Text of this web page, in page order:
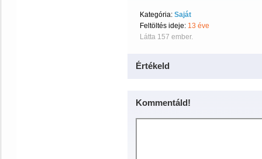
Kategória: Saját
Feltöltés ideje: 13 éve
Látta 157 ember.
Értékeld
Kommentáld!